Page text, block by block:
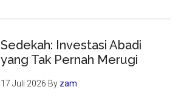
Sedekah: Investasi Abadi
yang Tak Pernah Merugi
17 Juli 2026 By zam